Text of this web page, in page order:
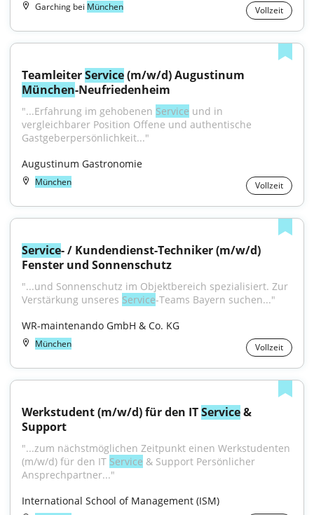
Garching bei München Vollzeit
Teamleiter Service
München-Neufriedenheim
"...Erfahrung im gehobenen Service und in
vergleichbarer Position Offene und authentische
Gastgeberpersönlichkeit..."
Augustinum Gastronomie
München Vollzeit
Service- / Kundendienst-Techniker (m/w/d)
Fenster und Sonnenschutz
"...und Sonnenschutz im Objektbereich spezialisiert. Zur
Verstärkung unseres Service-Teams Bayern suchen..."
WR-maintenando GmbH & Co. KG
München Vollzeit
Werkstudent (m/w/d) für den IT Service &
Support
"...zum nächstmöglichen Zeitpunkt einen Werkstudenten
(m/w/d) für den IT Service & Support Persönlicher
Ansprechpartner..."
International School of Management (ISM)